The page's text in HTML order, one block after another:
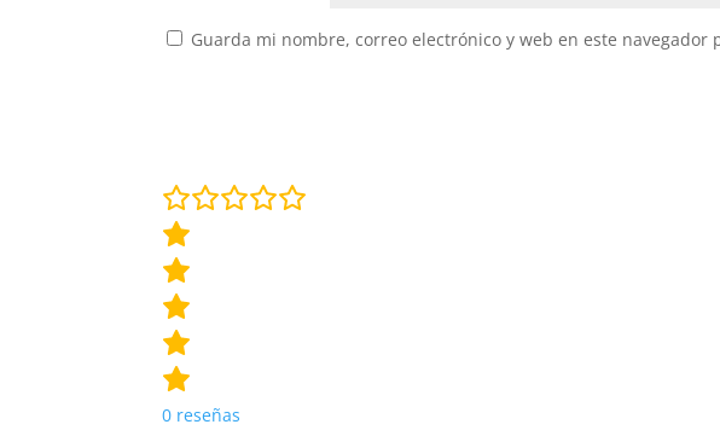
Guarda mi nombre, correo electrónico y web en este navegador
0 reseñas